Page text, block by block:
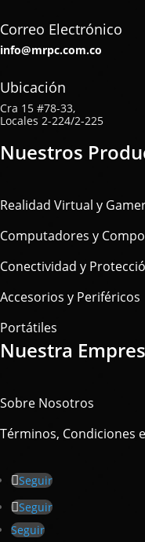
Correo Electrónico
info@mrpc.com.co
Ubicación
Cra 15 #78-33,
Locales 2-224/2-225
Nuestros
Realidad Virtual y
Computadores y
Conectividad y
Accesorios y Periféricos
Portátiles
Nuestra
Sobre Nosotros
Términos, Condiciones
Seguir
Seguir
Seguir